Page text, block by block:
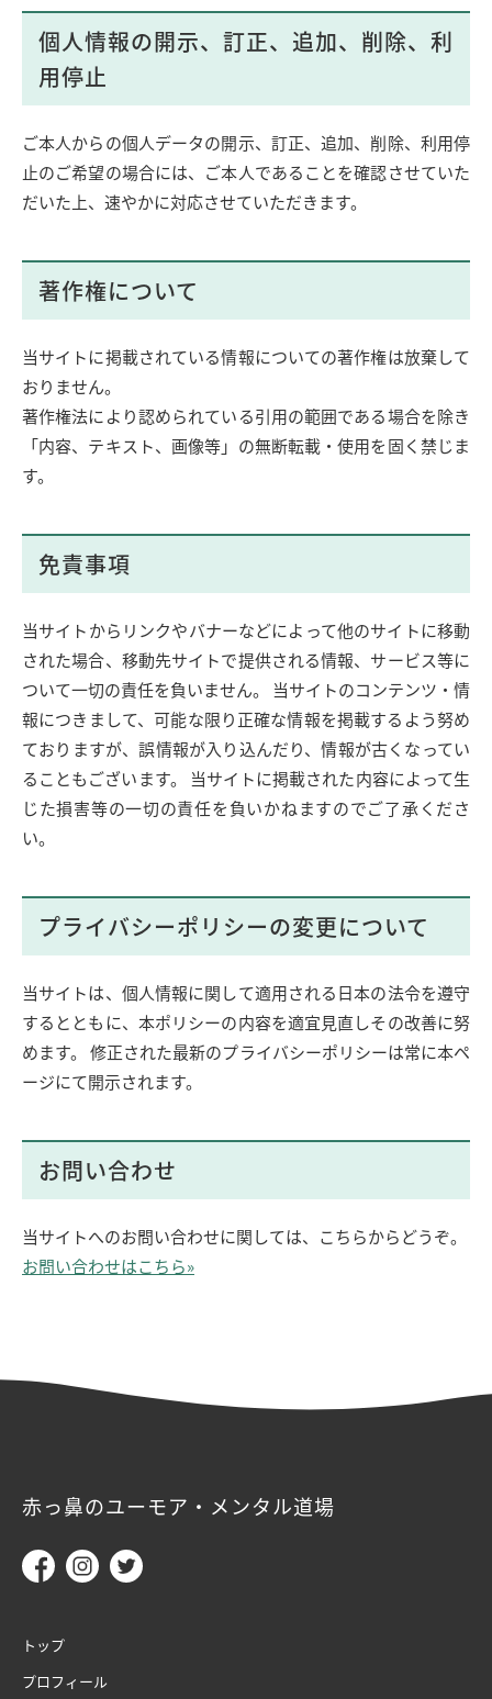
個人情報の開示、訂正、追加、削除、利
用停止
ご本人からの個人データの開示、訂正、追加、削除、利用停
止のご希望の場合には、ご本人であることを確認させていた
だいた上、速やかに対応させていただきます。
著作権について
当サイトに掲載されている情報についての著作権は放棄して
おりません。
著作権法により認められている引用の範囲である場合を除き
「内容、テキスト、画像等」の無断転載・使用を固く禁じま
す。
免責事項
当サイトからリンクやバナーなどによって他のサイトに移動
された場合、移動先サイトで提供される情報、サービス等に
ついて一切の責任を負いません。 当サイトのコンテンツ・情
報につきまして、可能な限り正確な情報を掲載するよう努め
ておりますが、誤情報が入り込んだり、情報が古くなってい
ることもございます。 当サイトに掲載された内容によって生
じた損害等の一切の責任を負いかねますのでご了承くださ
い。
プライバシーポリシーの変更について
当サイトは、個人情報に関して適用される日本の法令を遵守
するとともに、本ポリシーの内容を適宜見直しその改善に努
めます。 修正された最新のプライバシーポリシーは常に本ペ
ージにて開示されます。
お問い合わせ
当サイトへのお問い合わせに関しては、こちらからどうぞ。
お問い合わせはこちら»
赤っ鼻のユーモア・メンタル道場
トップ
プロフィール